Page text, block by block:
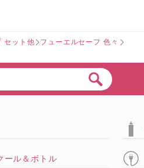
セット他 フューエルセーフ 色々
ール＆ボトル